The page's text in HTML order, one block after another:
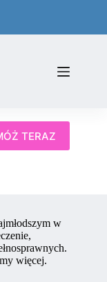
TERAZ
w
więcej.